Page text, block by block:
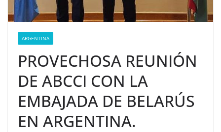
ARGENTINA
PROVECHOSA REUNIÓN
DE ABCCI CON LA
EMBAJADA DE BELARÚS
EN ARGENTINA.